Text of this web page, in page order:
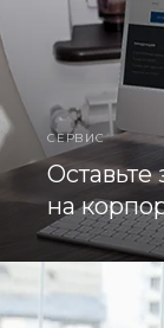
СЕРВИС
Оставьте
на